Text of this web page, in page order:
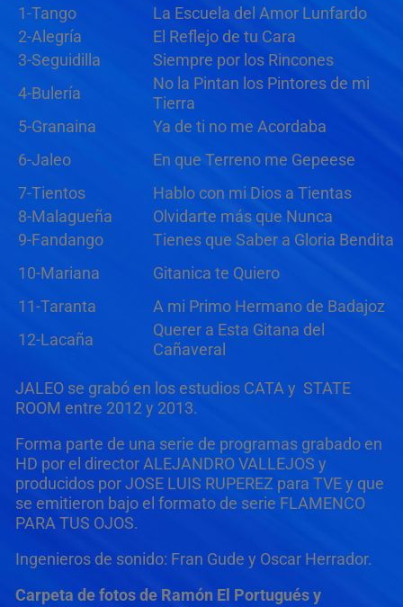
1-Tango
La Escuela del Amor Lunfardo
2-Alegría
El Reflejo de tu Cara
3-Seguidilla
Siempre por los Rincones
4-Bulería
No la Pintan los Pintores de mi
Tierra
5-Granaina
Ya de ti no me Acordaba
6-Jaleo
En que Terreno me Gepeese
7-Tientos
Hablo con mi Dios a Tientas
8-Malagueña
Olvidarte más que Nunca
9-Fandango
Tienes que Saber a Gloria Bendita
10-Mariana
Gitanica te Quiero
11-Taranta
A mi Primo Hermano de Badajoz
12-Lacaña
Querer a Esta Gitana del
Cañaveral
JALEO se grabó en los estudios CATA y STATE
ROOM entre 2012 y 2013.
Forma parte de una serie de programas grabado en
HD por el director ALEJANDRO VALLEJOS y
producidos por JOSE LUIS RUPEREZ para TVE y que
se emitieron bajo el formato de serie FLAMENCO
PARA TUS OJOS.
Ingenieros de sonido: Fran Gude y Oscar Herrador.
Carpeta de fotos de Ramón El Portugués y